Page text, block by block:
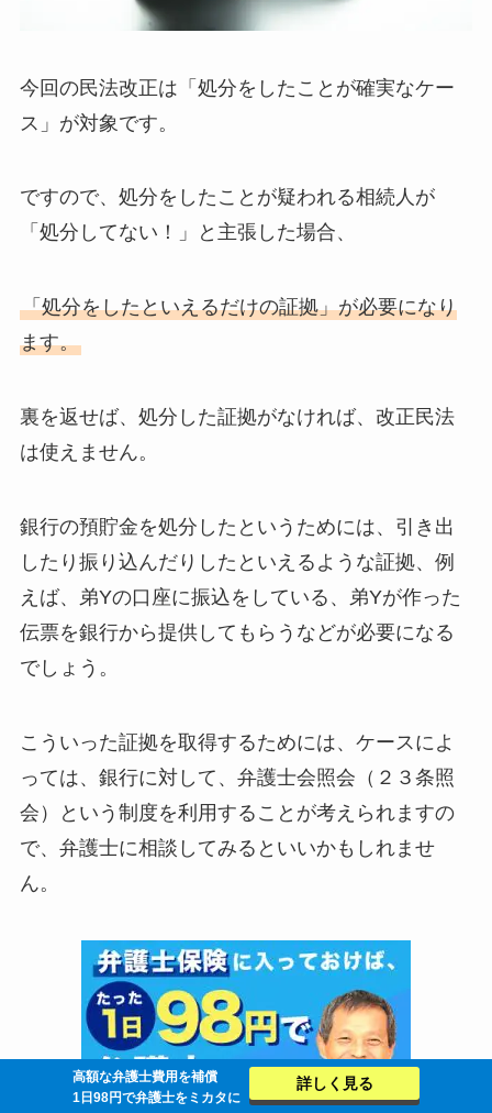
今回の民法改正は「処分をしたことが確実なケー
ス」が対象です。
ですので、処分をしたことが疑われる相続人が
「処分してない！」と主張した場合、
「処分をしたといえるだけの証拠」が必要になり
ます。
裏を返せば、処分した証拠がなければ、改正民法
は使えません。
銀行の預貯金を処分したというためには、引き出
したり振り込んだりしたといえるような証拠、例
えば、弟Yの口座に振込をしている、弟Yが作った
伝票を銀行から提供してもらうなどが必要になる
でしょう。
こういった証拠を取得するためには、ケースによ
っては、銀行に対して、弁護士会照会（２３条照
会）という制度を利用することが考えられますの
で、弁護士に相談してみるといいかもしれませ
ん。
高額な弁護士費用を補償
1日98円で弁護士をミカタに
詳しく見る